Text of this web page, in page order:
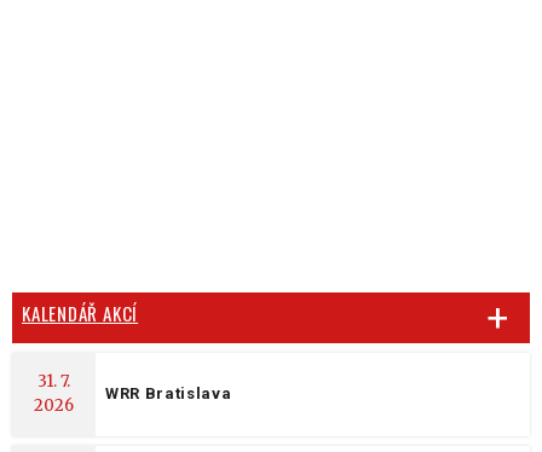
KALENDÁŘ AKCÍ
31. 7.
2026
WRR Bratislava